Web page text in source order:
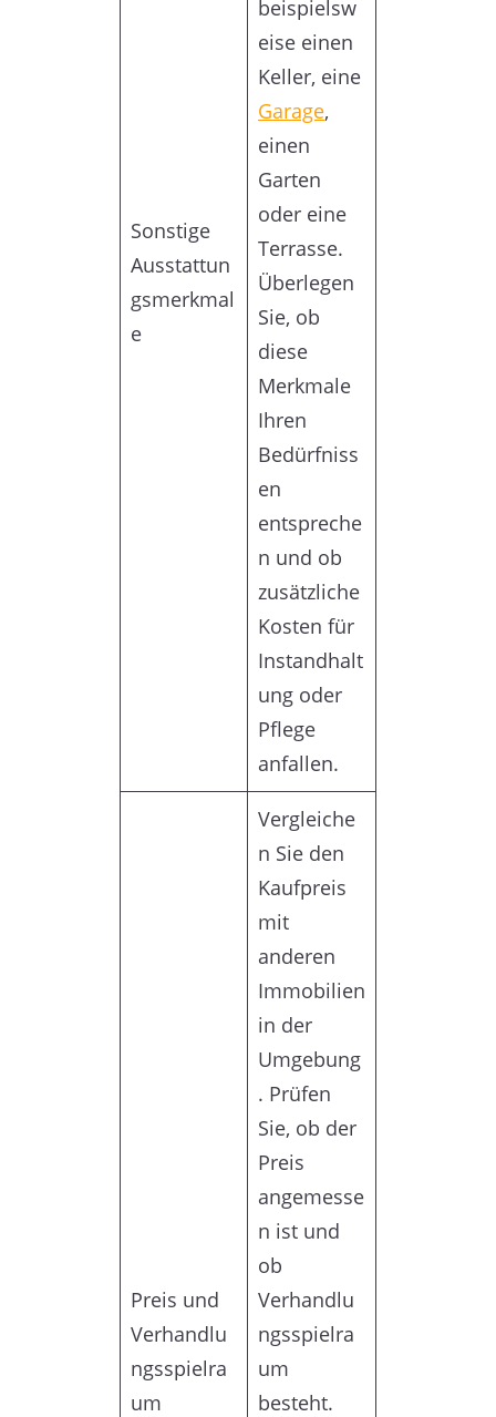
Sonstige
Ausstattun
gsmerkmal
e
beispielsw
eise einen
Keller, eine
Garage,
einen
Garten
oder eine
Terrasse.
Überlegen
Sie, ob
diese
Merkmale
Ihren
Bedürfniss
en
entspreche
n und ob
zusätzliche
Kosten für
Instandhalt
ung oder
Pflege
anfallen.
Preis und
Verhandlu
ngsspielra
um
Vergleiche
n Sie den
Kaufpreis
mit
anderen
Immobilien
in der
Umgebung
. Prüfen
Sie, ob der
Preis
angemesse
n ist und
ob
Verhandlu
ngsspielra
um
besteht.